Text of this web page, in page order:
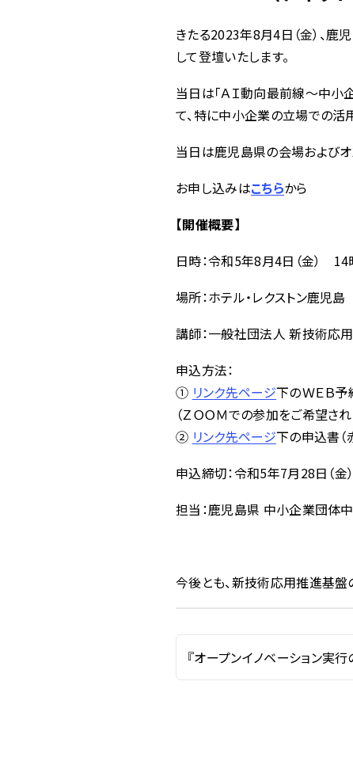
きたる2023年8月4日（金）、
して登壇いたします。
当日は「ＡＩ動向最前線～中小
て、特に中小企業の立場での活
当日は鹿児島県の会場およびオ
お申し込みはこちらから
【開催概要】
日時：令和5年8月4日（金）
場所：ホテル・レクストン鹿児
講師：一般社団法人 新技術
申込方法：
① リンク先ページ下のＷＥＢ予
（ＺＯＯＭでの参加をご希望さ
② リンク先ページ下の申込書（
申込締切：令和5年7月28日（金
担当：鹿児島県 中小企業団体
今後とも、新技術応用推進基盤